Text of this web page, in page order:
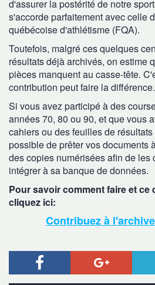
d'assurer la postérité de notre
s'accorde parfaitement avec celle
québécoise d'athlétisme (FQA).
Toutefois, malgré ces quelques
résultats déjà archivés, on estime
pièces manquent au casse-tête.
contribution peut faire la différence.
Si vous avez participé à des
années 70, 80 ou 90, et que vous
cahiers ou des feuilles de
possible de prêter vos documents
des copies numérisées afin de les
intégrer à sa banque de données.
Pour savoir comment faire et ce
cliquez ici:
Contribuez à
Facebook